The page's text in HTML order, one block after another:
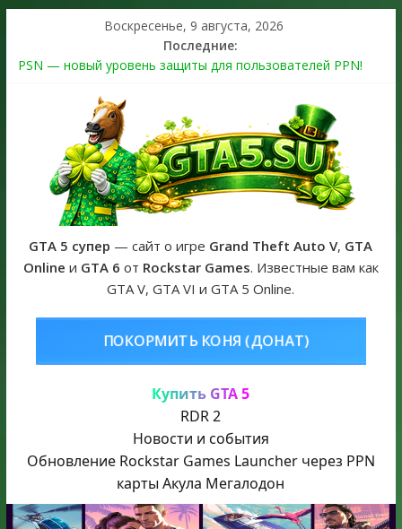
Воскресенье, 9 августа, 2026
Последние:
PSN — новый уровень защиты для пользователей PPN!
The Kortz Center Heist выйдет в GTA Online уже 14 июля
Регистрация в Rockstar Games Social Club ошибка #1.500.7:
как зарегистрировать аккаунт и войти без проблем в 2026
Получайте особые награды в GTA Online по программе
Fine Art Collector
GTA 6 официальная обложка игры и Предзаказ Grand Theft
Auto VI
GTA 5 супер — сайт о игре Grand Theft Auto V, GTA
Online и GTA 6 от Rockstar Games. Известные вам как
GTA V, GTA VI и GTA 5 Online.
КУПИТЬ GTA 5
Купить GTA 5
RDR 2
Новости и события
Обновление Rockstar Games Launcher через PPN
карты Акула Мегалодон